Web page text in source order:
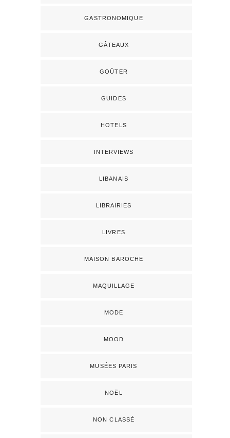
GASTRONOMIQUE
GÂTEAUX
GOÛTER
GUIDES
HOTELS
INTERVIEWS
LIBANAIS
LIBRAIRIES
LIVRES
MAISON BAROCHE
MAQUILLAGE
MODE
MOOD
MUSÉES PARIS
NOËL
NON CLASSÉ